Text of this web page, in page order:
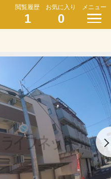
閲覧履歴
1
お気に入り
0
メニュー